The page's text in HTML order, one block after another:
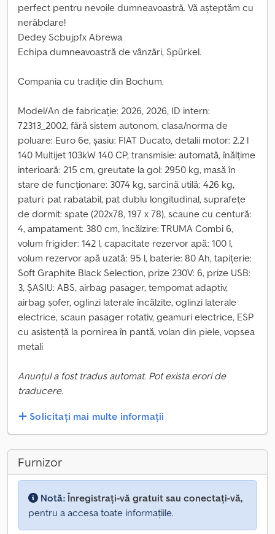
perfect pentru nevoile dumneavoastră. Vă așteptăm cu
nerăbdare!
Dedey Scbujpfx Abrewa
Echipa dumneavoastră de vânzări, Spürkel.
Compania cu tradiție din Bochum.
Model/An de fabricație: 2026, 2026, ID intern:
72313_2002, fără sistem autonom, clasa/norma de
poluare: Euro 6e, șasiu: FIAT Ducato, detalii motor: 2.2 l
140 Multijet 103kW 140 CP, transmisie: automată, înălțime
interioară: 215 cm, greutate la gol: 2950 kg, masă în
stare de funcționare: 3074 kg, sarcină utilă: 426 kg,
paturi: pat rabatabil, pat dublu longitudinal, suprafețe
de dormit: spate (202x78, 197 x 78), scaune cu centură:
4, ampatament: 380 cm, încălzire: TRUMA Combi 6,
volum frigider: 142 l, capacitate rezervor apă: 100 l,
volum rezervor apă uzată: 95 l, baterie: 80 Ah, tapițerie:
Soft Graphite Black Selection, prize 230V: 6, prize USB:
3, ȘASIU: ABS, airbag pasager, tempomat adaptiv,
airbag șofer, oglinzi laterale încălzite, oglinzi laterale
electrice, scaun pasager rotativ, geamuri electrice, ESP
cu asistență la pornirea în pantă, volan din piele, vopsea
metali
Anunțul a fost tradus automat. Pot exista erori de
traducere.
Solicitați mai multe informații
Furnizor
Notă:Înregistrați-vă gratuit sau conectați-vă,
pentru a accesa toate informațiile.